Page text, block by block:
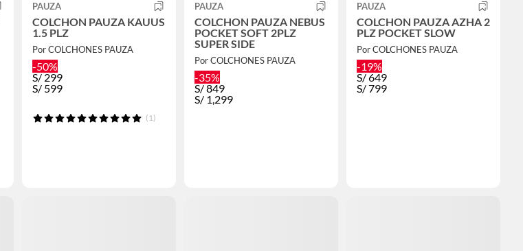
PAUZA
COLCHON PAUZA KAUUS
1.5 PLZ
Por COLCHONES PAUZA
-50%
S/ 299
S/ 599
(1)
PAUZA
COLCHON PAUZA NEBUS
POCKET SOFT 2PLZ
SUPER SIDE
Por COLCHONES PAUZA
-35%
S/849
S/ 1,299
PAUZA
COLCHON PAUZA AZHA 2
PLZ POCKET SLOW
Por COLCHONES PAUZA
-19%
S/649
S/799